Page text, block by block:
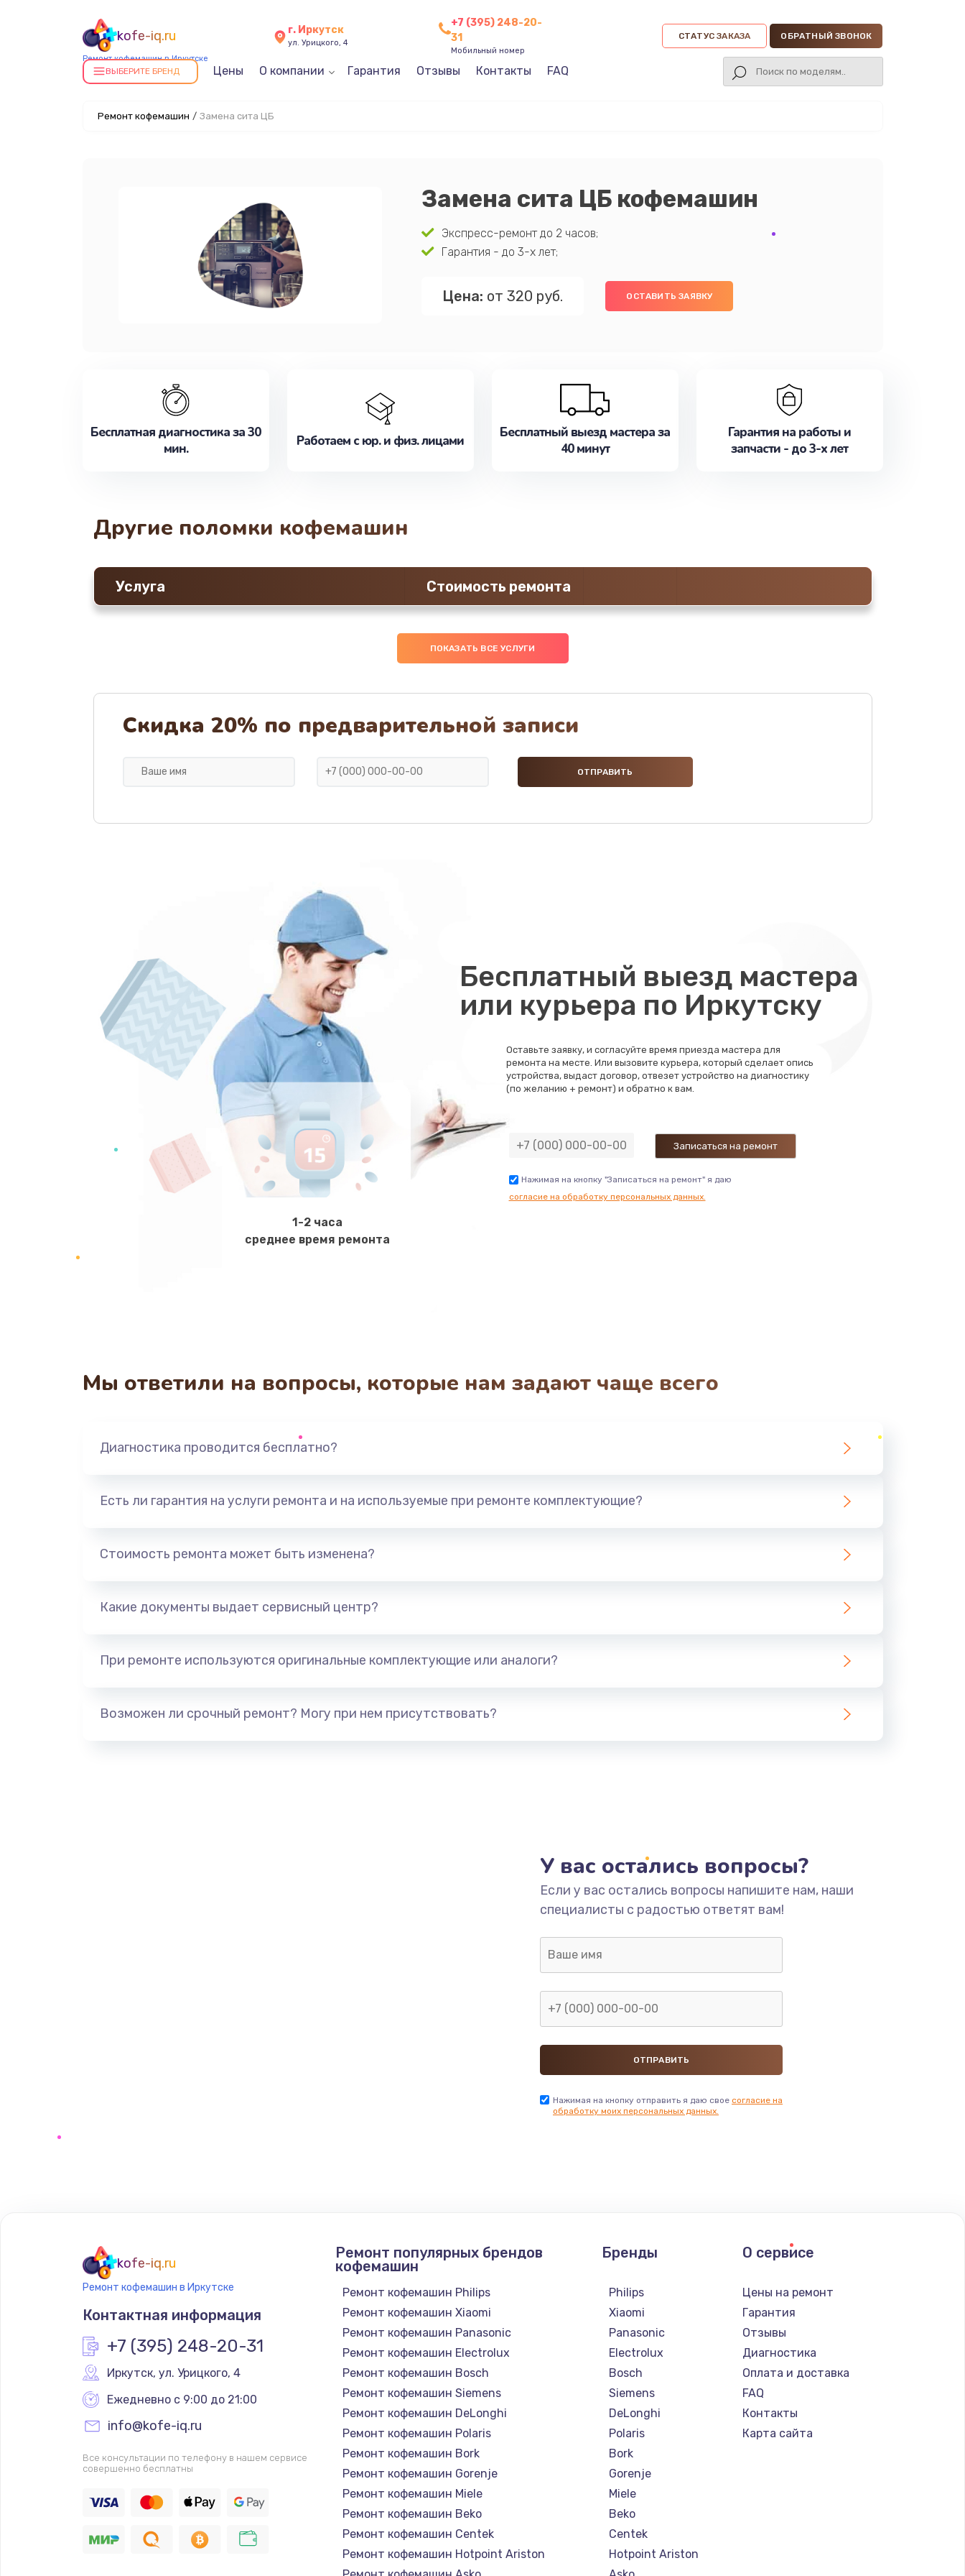
kofe-iq.ru
Ремонт кофемашин в Иркутске
г. Иркутск
ул. Урицкого, 4
+7 (395) 248-20-
31
Мобильный номер
СТАТУС ЗАКАЗА ОБРАТНЫЙ ЗВОНОК
ВЫБЕРИТЕ БРЕНД Цены О компании Гарантия Отзывы Контакты FAQ
Ремонт кофемашин / Замена сита ЦБ
Замена сита ЦБ кофемашин
Экспресс-ремонт до 2 часов;
Гарантия - до 3-х лет;
Цена: от 320 руб. ОСТАВИТЬ ЗАЯВКУ
Бесплатная диагностика за 30
мин.
Работаем с юр. и физ. лицами
Бесплатный выезд мастера за
40 минут
Гарантия на работы и
запчасти - до 3-х лет
Другие поломки кофемашин
Услуга Стоимость ремонта
ПОКАЗАТЬ ВСЕ УСЛУГИ
Скидка 20% по предварительной записи
1-2 часа
среднее время ремонта
Бесплатный выезд мастера
или курьера по Иркутску
Оставьте заявку, и согласуйте время приезда мастера для
ремонта на месте. Или вызовите курьера, который сделает опись
устройства, выдаст договор, отвезет устройство на диагностику
(по желанию + ремонт) и обратно к вам.
Нажимая на кнопку "Записаться на ремонт" я даю
согласие на обработку персональных данных.
Мы ответили на вопросы, которые нам задают чаще всего
Диагностика проводится бесплатно?
Есть ли гарантия на услуги ремонта и на используемые при ремонте комплектующие?
Стоимость ремонта может быть изменена?
Какие документы выдает сервисный центр?
При ремонте используются оригинальные комплектующие или аналоги?
Возможен ли срочный ремонт? Могу при нем присутствовать?
У вас остались вопросы?
Если у вас остались вопросы напишите нам, наши
специалисты с радостью ответят вам!
Нажимая на кнопку отправить я даю свое согласие на
обработку моих персональных данных.
kofe-iq.ru
Ремонт кофемашин в Иркутске
Контактная информация
+7 (395) 248-20-31
Иркутск, ул. Урицкого, 4
Ежедневно с 9:00 до 21:00
info@kofe-iq.ru
Все консультации по телефону в нашем сервисе
совершенно бесплатны
Ремонт популярных брендов
кофемашин
Ремонт кофемашин Philips
Ремонт кофемашин Xiaomi
Ремонт кофемашин Panasonic
Ремонт кофемашин Electrolux
Ремонт кофемашин Bosch
Ремонт кофемашин Siemens
Ремонт кофемашин DeLonghi
Ремонт кофемашин Polaris
Ремонт кофемашин Bork
Ремонт кофемашин Gorenje
Ремонт кофемашин Miele
Ремонт кофемашин Beko
Ремонт кофемашин Centek
Ремонт кофемашин Hotpoint Ariston
Бренды
Philips
Xiaomi
Panasonic
Electrolux
Bosch
Siemens
DeLonghi
Polaris
Bork
Gorenje
Miele
Beko
Centek
Hotpoint Ariston
О сервисе
Цены на ремонт
Гарантия
Отзывы
Диагностика
Оплата и доставка
FAQ
Контакты
Карта сайта